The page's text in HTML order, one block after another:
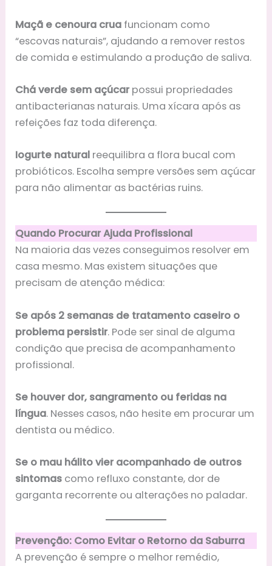
Maçã e cenoura crua funcionam como
“escovas naturais”, ajudando a remover restos
de comida e estimulando a produção de saliva.
Chá verde sem açúcar possui propriedades
antibacterianas naturais. Uma xícara após as
refeições faz toda diferença.
Iogurte natural reequilibra a flora bucal com
probióticos. Escolha sempre versões sem açúcar
para não alimentar as bactérias ruins.
Quando Procurar Ajuda Profissional
Na maioria das vezes conseguimos resolver em
casa mesmo. Mas existem situações que
precisam de atenção médica:
Se após 2 semanas de tratamento caseiro o
problema persistir. Pode ser sinal de alguma
condição que precisa de acompanhamento
profissional.
Se houver dor, sangramento ou feridas na
língua. Nesses casos, não hesite em procurar um
dentista ou médico.
Se o mau hálito vier acompanhado de outros
sintomas como refluxo constante, dor de
garganta recorrente ou alterações no paladar.
Prevenção: Como Evitar o Retorno da Saburra
A prevenção é sempre o melhor remédio,